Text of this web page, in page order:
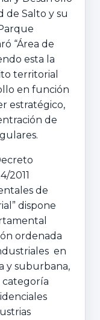
de Salto y su
“Área de
esta la
territorial
en función
estratégico,
de
2011
de
dispone
ordenada
en
y suburbana,
categoría